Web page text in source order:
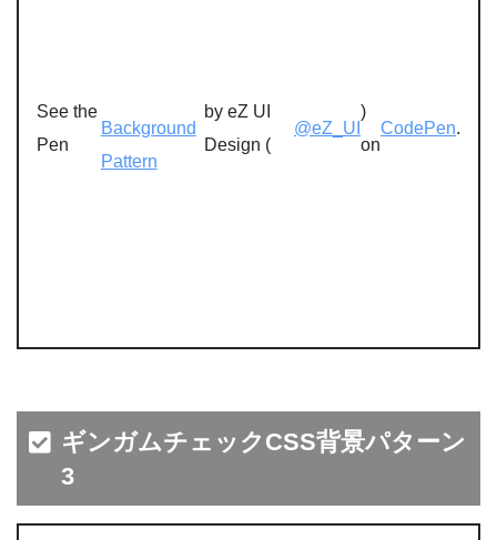
See the
Pen
Background
Pattern
by eZ UI
Design (
@eZ_UI
)
on
CodePen.
ギンガムチェックCSS背景パターン
3